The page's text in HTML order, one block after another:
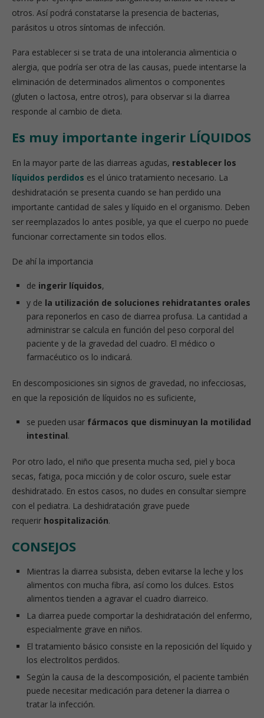
otros. Así podrá constatarse la presencia de bacterias,
parásitos u otros síntomas de infección.
Para establecer si se trata de una intolerancia alimenticia o
alergia, que podría ser otra de las causas, puede intentarse la
eliminación de determinados alimentos o componentes
(gluten o lactosa, entre otros), para observar si la diarrea
responde al cambio de dieta.
Es muy importante ingerir LÍQUIDOS
En la mayor parte de las diarreas agudas, restablecer los
líquidos perdidos es el único tratamiento necesario. La
deshidratación se presenta cuando se han perdido una
importante cantidad de sales y líquido en el organismo. Deben
ser reemplazados lo antes posible, ya que el cuerpo no puede
funcionar correctamente sin todos ellos.
De ahí la importancia
de ingerir líquidos,
y de la utilización de soluciones rehidratantes orales
para reponerlos en caso de diarrea profusa. La cantidad a
administrar se calcula en función del peso corporal del
paciente y de la gravedad del cuadro. El médico o
farmacéutico os lo indicará.
En descomposiciones sin signos de gravedad, no infecciosas,
en que la reposición de líquidos no es suficiente,
se pueden usar fármacos que disminuyan la motilidad
intestinal.
Por otro lado, el niño que presenta mucha sed, piel y boca
secas, fatiga, poca micción y de color oscuro, suele estar
deshidratado. En estos casos, no dudes en consultar siempre
con el pediatra. La deshidratación grave puede
requerir hospitalización.
CONSEJOS
Mientras la diarrea subsista, deben evitarse la leche y los
alimentos con mucha fibra, así como los dulces. Estos
alimentos tienden a agravar el cuadro diarreico.
La diarrea puede comportar la deshidratación del enfermo,
especialmente grave en niños.
El tratamiento básico consiste en la reposición del líquido y
los electrolitos perdidos.
Según la causa de la descomposición, el paciente también
puede necesitar medicación para detener la diarrea o
tratar la infección.